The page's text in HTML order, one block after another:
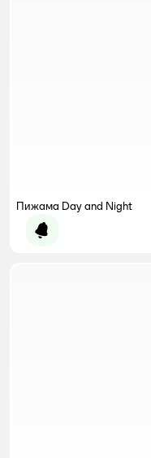
Пижама Day and Night
Уведомить о появлении